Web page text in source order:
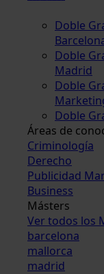
Doble
Doble
Madrid
Doble
Doble
Áreas de
Criminología
Derecho
Publicidad
Business
Másters
Ver todos los
barcelona
mallorca
madrid